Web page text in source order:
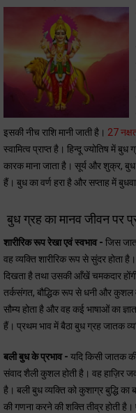
इसकी नीच राशि मानी जाती है। 27
स्वामित्व प्राप्त है। हिन्दू ज्योतिष में
कारक माना जाता है। सूर्य और शुक्र,
हैं। बुध का वर्ण हरा है और सप्ताह में
बुध ग्रह का मानव जीवन पर
शारीरिक रूप रेखा एवं स्वभाव - जिस
वह व्यक्ति शारीरिक रूप से सुंदर होता
दिखता है तथा उसकी आँखें चमकदार
तर्कसंगत, बौद्धिक रूप से धनी और कुशल
सौम्य होता है और वह कई भाषाओं का
हैं। प्रथम भाव में बैठा बुध ग्रह जातक
बली बुध के प्रभाव - यदि किसी जातक
संवाद शैली कुशल होती है। वह हाज़िर
है। बली बुध व्यक्ति को कुशाग्र बुद्धि का
की गणना करने की शक्ति तीव्र होती